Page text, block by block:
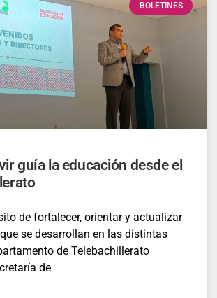
BOLETINES
guía la educación desde el
de fortalecer, orientar y actualizar
se desarrollan en las distintas
de Telebachillerato
de